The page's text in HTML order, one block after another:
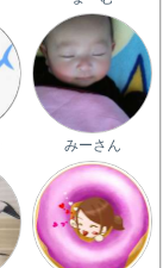
みーさん